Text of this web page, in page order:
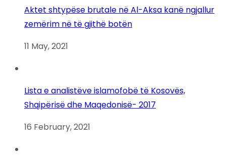
Aktet shtypëse brutale në Al-Aksa kanë ngjallur
zemërim në të gjithë botën
11 May, 2021
Lista e analistëve islamofobë të Kosovës,
Shqipërisë dhe Maqedonisë- 2017
16 February, 2021